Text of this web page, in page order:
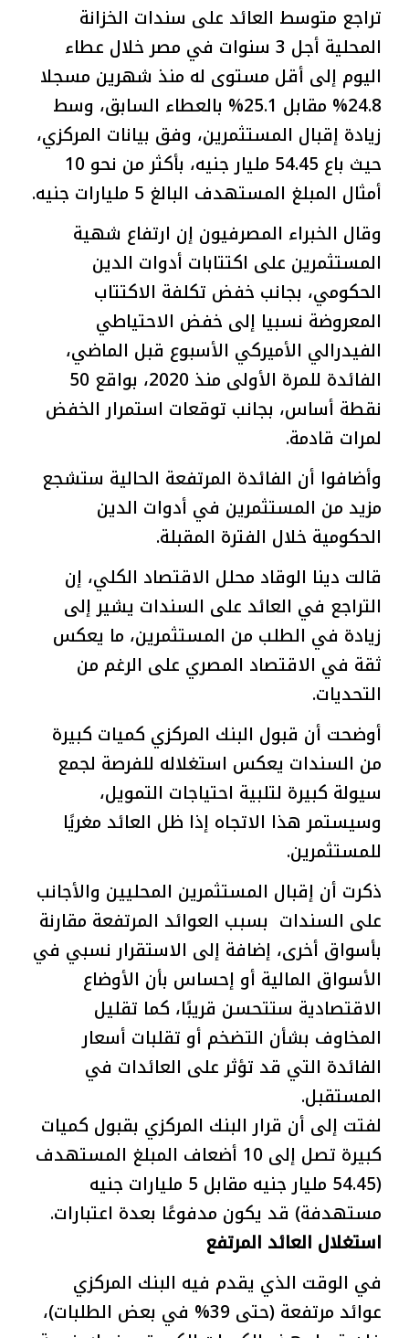
تراجع متوسط العائد على سندات الخزانة
المحلية أجل 3 سنوات في مصر خلال عطاء
اليوم إلى أقل مستوى له منذ شهرين مسجلا
24.8% مقابل 25.1% بالعطاء السابق، وسط
زيادة إقبال المستثمرين، وفق بيانات المركزي،
حيث باع 54.45 مليار جنيه، بأكثر من نحو 10
أمثال المبلغ المستهدف البالغ 5 مليارات جنيه.
وقال الخبراء المصرفيون إن ارتفاع شهية
المستثمرين على اكتتابات أدوات الدين
الحكومي، بجانب خفض تكلفة الاكتتاب
المعروضة نسبيا إلى خفض الاحتياطي
الفيدرالي الأميركي الأسبوع قبل الماضي،
الفائدة للمرة الأولى منذ 2020، بواقع 50
نقطة أساس، بجانب توقعات استمرار الخفض
لمرات قادمة.
وأضافوا أن الفائدة المرتفعة الحالية ستشجع
مزيد من المستثمرين في أدوات الدين
الحكومية خلال الفترة المقبلة.
قالت دينا الوقاد محلل الاقتصاد الكلي، إن
التراجع في العائد على السندات يشير إلى
زيادة في الطلب من المستثمرين، ما يعكس
ثقة في الاقتصاد المصري على الرغم من
التحديات.
أوضحت أن قبول البنك المركزي كميات كبيرة
من السندات يعكس استغلاله للفرصة لجمع
سيولة كبيرة لتلبية احتياجات التمويل،
وسيستمر هذا الاتجاه إذا ظل العائد مغريًا
للمستثمرين.
ذكرت أن إقبال المستثمرين المحليين والأجانب
على السندات بسبب العوائد المرتفعة مقارنة
بأسواق أخرى، إضافة إلى الاستقرار نسبي في
الأسواق المالية أو إحساس بأن الأوضاع
الاقتصادية ستتحسن قريبًا، كما تقليل
المخاوف بشأن التضخم أو تقلبات أسعار
الفائدة التي قد تؤثر على العائدات في
المستقبل.
لفتت إلى أن قرار البنك المركزي بقبول كميات
كبيرة تصل إلى 10 أضعاف المبلغ المستهدف
(54.45 مليار جنيه مقابل 5 مليارات جنيه
مستهدفة) قد يكون مدفوعًا بعدة اعتبارات.
استغلال العائد المرتفع
في الوقت الذي يقدم فيه البنك المركزي
عوائد مرتفعة (حتى 39% في بعض الطلبات)،